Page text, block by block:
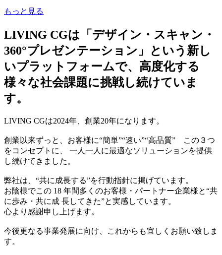
もっと見る
LIVING CGは「デザイン・スキャン・
360°プレゼンテーション」という新し
いプラットフォームで、高度化する
様々な社会課題に挑戦し続けていま
す。
LIVING CGは2024年、創業20年になります。
創業以来ずっと、お客様に“簡単”“速い”“高品質” この３つ
をコンセプトに、 一人一人に最適なソリューションを提供
し続けてきました。
弊社は、“共に成長する”を行動指針に掲げています。
お陰様でこの 18 年間多くのお客様・パートナー企業様と“共
に歩み・共に成 長してきた”と実感しています。
心より感謝申し上げます。
今後更なる事業発展に向け、これからも宜しくお願い致しま
す。